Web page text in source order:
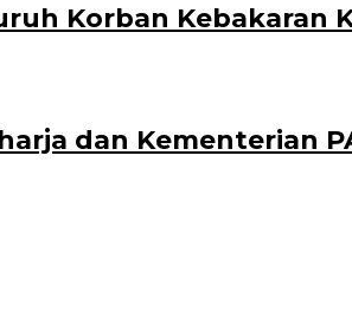
Korban Kebakaran
dan Kementerian